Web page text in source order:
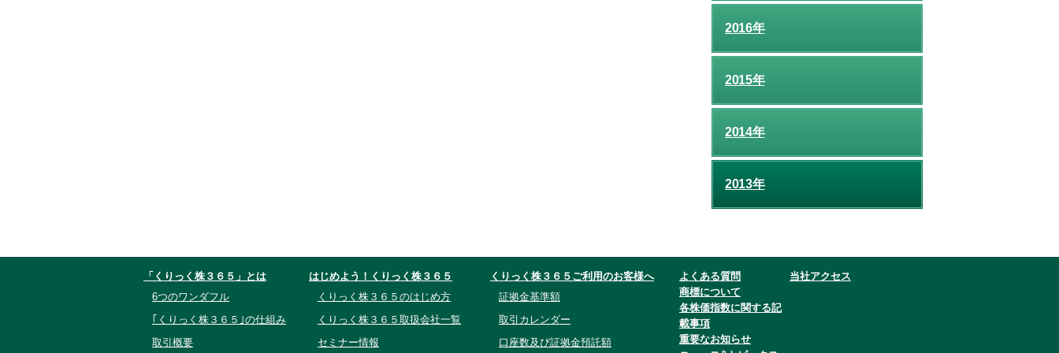
2016年
2015年
2014年
2013年
「くりっく株３６５」とは
6つのワンダフル
｢くりっく株３６５｣の仕組み
取引概要
はじめよう！くりっく株３６５
くりっく株３６５のはじめ方
くりっく株３６５取扱会社一覧
セミナー情報
くりっく株３６５ご利用のお客様へ
証拠金基準額
取引カレンダー
口座数及び証拠金預託額
よくある質問
商標について
各株価指数に関する記
載事項
重要なお知らせ
当社アクセス